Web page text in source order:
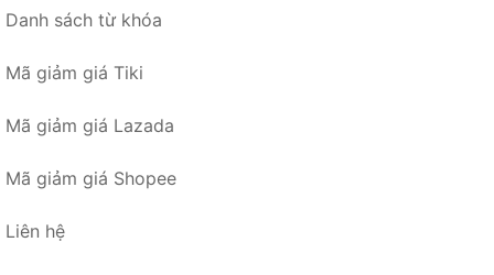
Danh sách từ khóa
Mã giảm giá Tiki
Mã giảm giá Lazada
Mã giảm giá Shopee
Liên hệ